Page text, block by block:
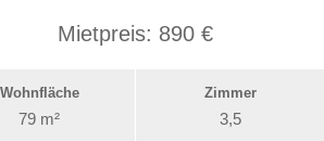
Mietpreis: 890 €
Wohnfläche
79 m²
Zimmer
3,5